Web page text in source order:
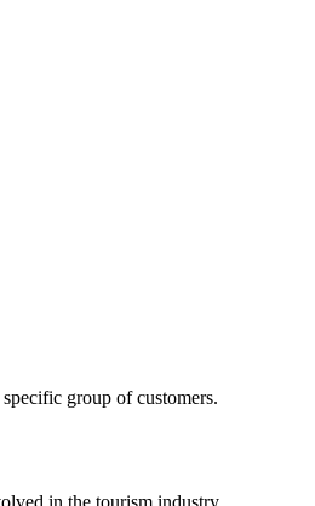
group of customers.
in the tourism industry.